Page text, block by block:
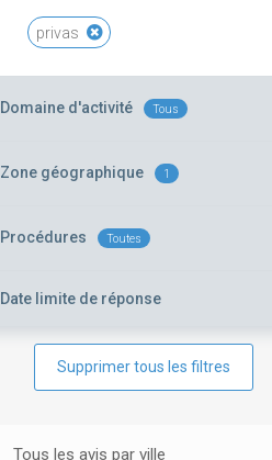
privas
Domaine d'activité Tous
Zone géographique 1
Procédures Toutes
Date limite de réponse
Supprimer tous les filtres
Tous les avis par ville